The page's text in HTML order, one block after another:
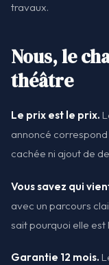
travaux.
Nous, le
théâtre
Le prix est le prix.
annoncé
cachée ni ajout de
Vous savez qui
avec un parcours
sait pourquoi elle
Garantie 12 mois.